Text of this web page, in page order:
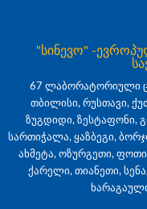
"სინევო" -
67 ლაბორატორიული
თბილისი, რუსთავი,
ზუგდიდი, ზესტაფონი,
სართიჭალა, ყაზბეგი,
ახმეტა, ოზურგეთი,
ქარელი, თიანეთი,